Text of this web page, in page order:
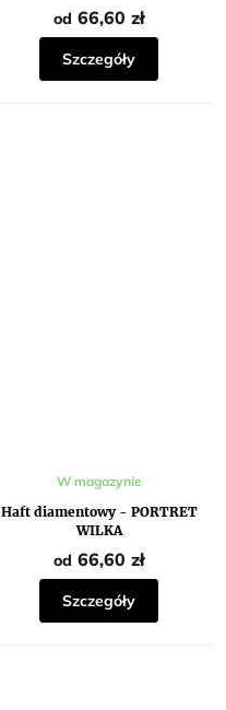
od 66,60 zł
Szczegóły
Haft diamentowy - PORTRET
WILKA
W magazynie
od 66,60 zł
Szczegóły